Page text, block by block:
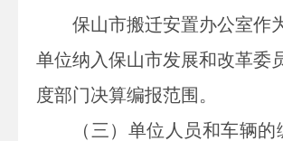
保山市搬迁安置办公室作
单位纳入保山市发展和改革委
度部门决算编报范围。
（ 三 ）单位人员和车辆的